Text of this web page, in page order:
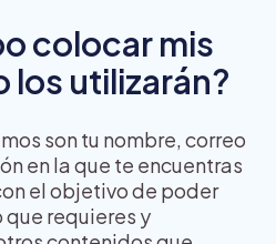
colocar mis
los utilizarán?
son tu nombre, correo
en la que te encuentras
el objetivo de poder
requieres y